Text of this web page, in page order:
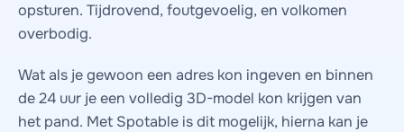
opsturen. Tijdrovend, foutgevoelig, en volkomen
overbodig.
Wat als je gewoon een adres kon ingeven en binnen
de 24 uur je een volledig 3D-model kon krijgen van
het pand. Met Spotable is dit mogelijk, hierna kan je